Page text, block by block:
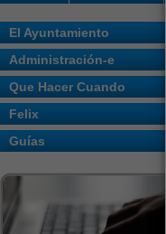
El Ayuntamiento
Administración-e
Que Hacer Cuando
Felix
Guías